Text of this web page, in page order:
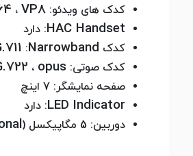
کدک های ویدئو: VP8 ،
HAC Handset: دارد
کدک Narrowband
:
کدک صوتی: opus ،
صفحه نمایشگر: 7 اینچ
LED Indicator: دارد
دوربین: 5 مگاپیکسل (